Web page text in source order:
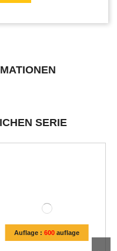
SERIE
Auflage : 600auflage